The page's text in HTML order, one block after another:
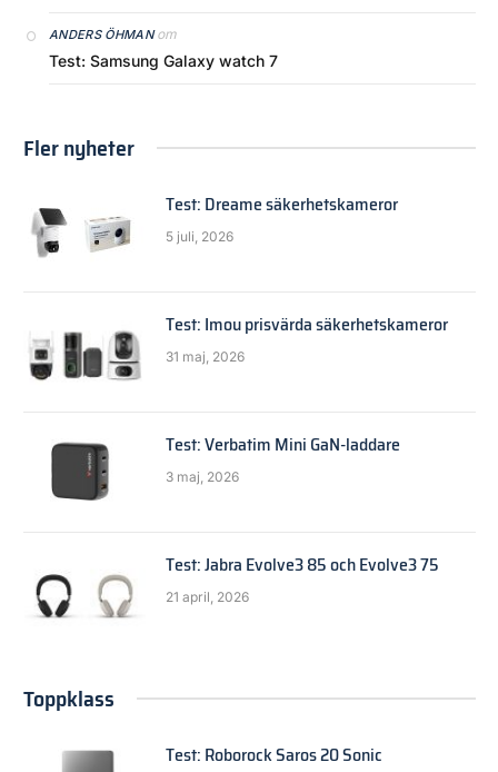
ANDERS ÖHMANom
Test: Samsung Galaxy watch 7
Fler nyheter
Test: Dreame säkerhetskameror
5 juli, 2026
Test: Imou prisvärda säkerhetskameror
31 maj, 2026
Test: Verbatim Mini GaN-laddare
3 maj, 2026
Test: Jabra Evolve3 85 och Evolve3 75
21 april, 2026
Toppklass
Test: Roborock Saros 20 Sonic